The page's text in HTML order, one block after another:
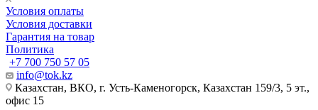
Условия оплаты
Условия доставки
Гарантия на товар
Политика
+7 700 750 57 05
info@tok.kz
Казахстан, ВКО, г. Усть-Каменогорск, Казахстан 159/3, 5 эт.,
офис 15